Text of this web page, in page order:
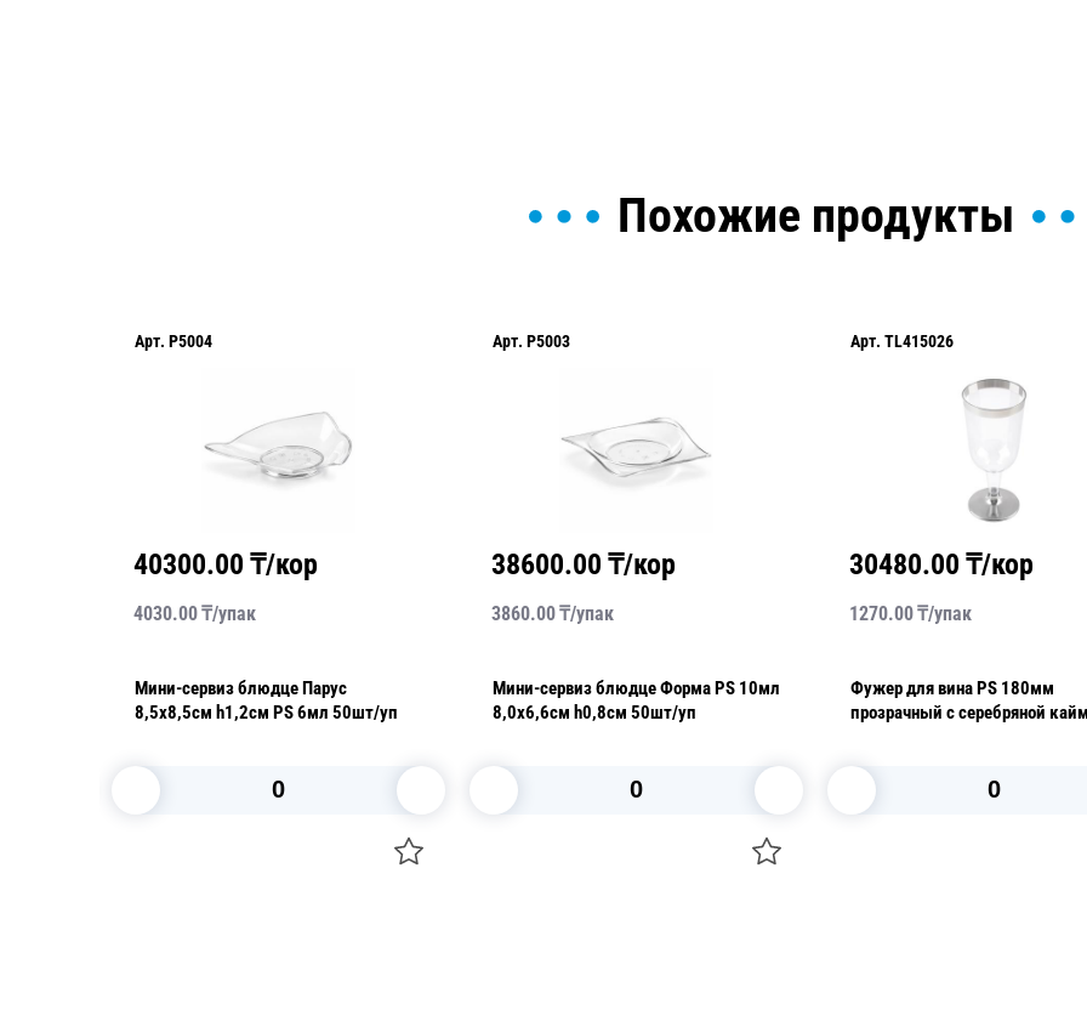
Похожие продукты
Арт. P5004
40300.00 ₸/кор
4030.00₸/упак
Мини-сервиз блюдце Парус
8,5x8,5см h1,2см PS 6мл 50шт/уп
Арт. P5003
38600.00 ₸/кор
3860.00₸/упак
Мини-сервиз блюдце Форма PS 10мл
8,0х6,6см h0,8см 50шт/уп
Арт. TL415026
30480.00 ₸/кор
1270.00₸/упак
Фужер для вина PS 180мм
прозрачный с серебряной